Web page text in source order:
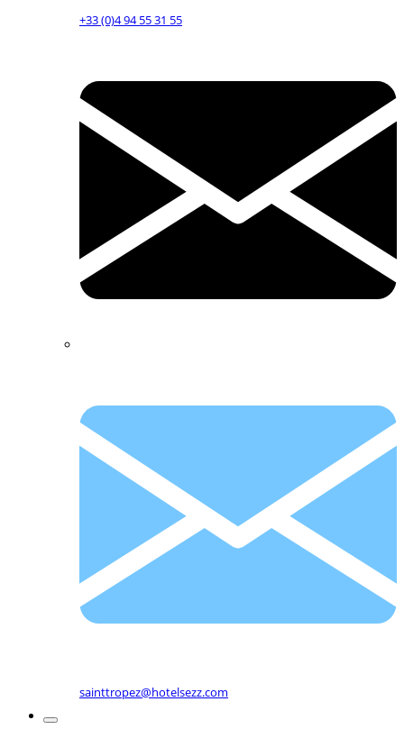
+33 (0)4 94 55 31 55
sainttropez@hotelsezz.com